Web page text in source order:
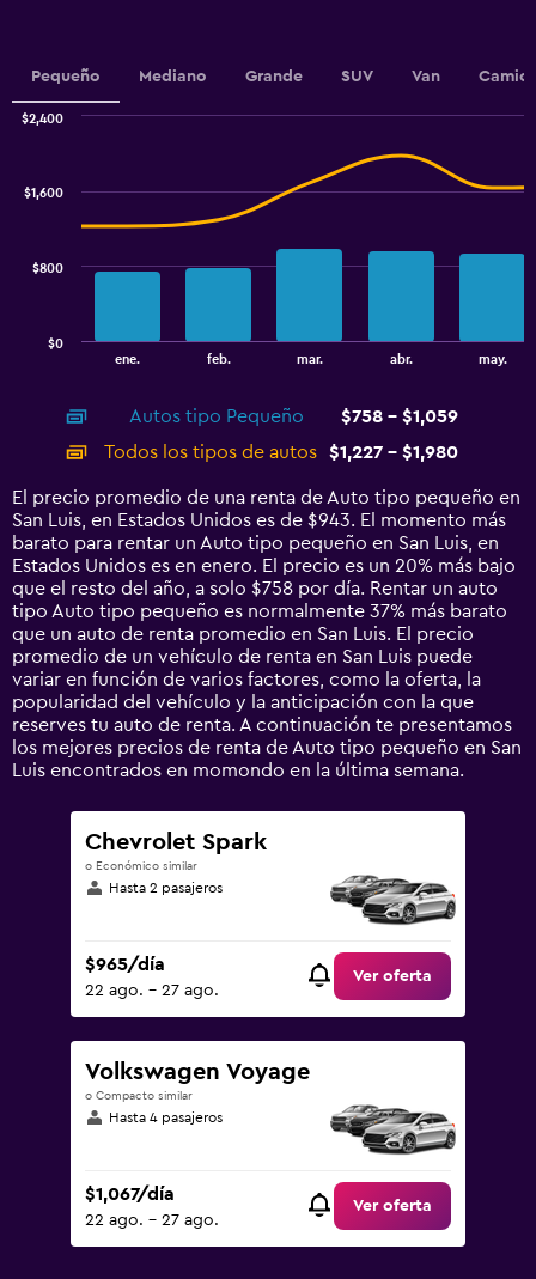
values.
Range:
0
Pequeño Mediano Grande SUV Van
displaying
categories.
Range:
14
categories.
The
chart
has
1
Y
axis
displaying
values.
Range:
0
to
2400.
ene. feb. mar. abr. may.
$0
$800
$1,600
$2,400
Autos tipo Pequeño
$758 - $1,059
Todos los tipos de autos
$1,227 - $1,980
El precio promedio de una renta de Auto tipo pequeño en
San Luis, en Estados Unidos es de $943. El momento más
barato para rentar un Auto tipo pequeño en San Luis, en
Estados Unidos es en enero. El precio es un 20% más bajo
que el resto del año, a solo $758 por día. Rentar un auto
tipo Auto tipo pequeño es normalmente 37% más barato
que un auto de renta promedio en San Luis. El precio
promedio de un vehículo de renta en San Luis puede
variar en función de varios factores, como la oferta, la
popularidad del vehículo y la anticipación con la que
reserves tu auto de renta. A continuación te presentamos
los mejores precios de renta de Auto tipo pequeño en San
Luis encontrados en momondo en la última semana.
Chevrolet Spark
o Económico similar
Hasta 2 pasajeros
$965/día
22 ago. - 27 ago.
Ver oferta
Volkswagen Voyage
o Compacto similar
Hasta 4 pasajeros
$1,067/día
22 ago. - 27 ago.
Ver oferta